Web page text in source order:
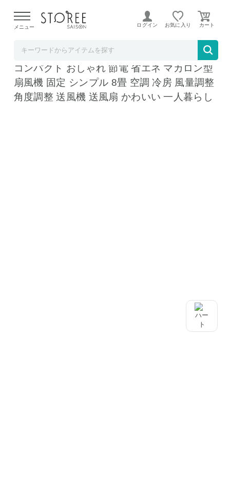
よる配送遅延が発生しております。
メニュー ログイン お気に入り
ERETTO mono サーキュレーター 静音 小型
コンパクト おしゃれ 節電 省エネ マカロン型
扇風機 固定 シンプル 8畳 空調 冷房 風量調整
角度調整 送風機 送風扇 かわいい 一人暮らし